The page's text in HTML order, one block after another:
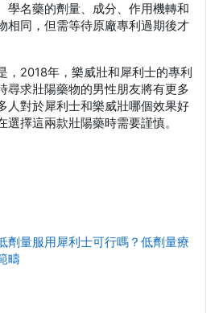
學名藥的劑量、成分、作用機轉和
相同，但需等待原廠專利過期後才
，2018年，樂威壯和犀利士的專利
尋求壯陽藥物的男性朋友將有更多
人對於犀利士和樂威壯哪個效果好
選擇這兩款壯陽藥時需要謹慎。
劑量服用犀利士可行嗎？低劑量療
疇